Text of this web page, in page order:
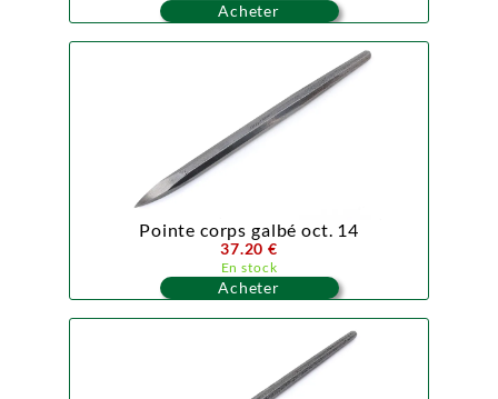
Acheter
Pointe corps galbé oct. 14
37.20 €
En stock
Acheter